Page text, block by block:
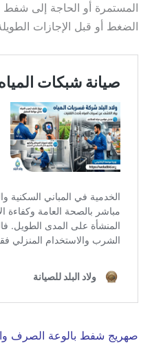
المستمرة أو الحاجة إلى
الضغط أو قبل الإجازات
صهريج شفط بالوعة الصرف